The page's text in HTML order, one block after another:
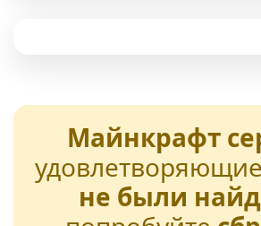
Майнкрафт
не были